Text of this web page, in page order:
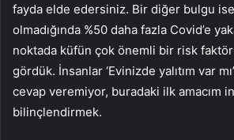
fayda elde edersiniz. Bir diğer bulgu ise
olmadığında %50 daha fazla Covid’e
noktada küfün çok önemli bir risk
gördük. İnsanlar ‘Evinizde yalıtım var
cevap veremiyor, buradaki ilk amacım
bilinçlendirmek.